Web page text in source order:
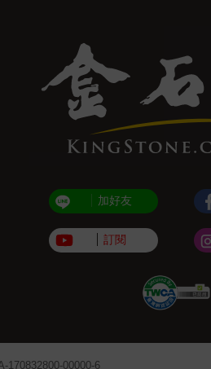
加好友
訂閱
170832800-00000-6